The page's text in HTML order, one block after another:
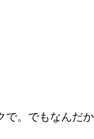
で。でもなんだか